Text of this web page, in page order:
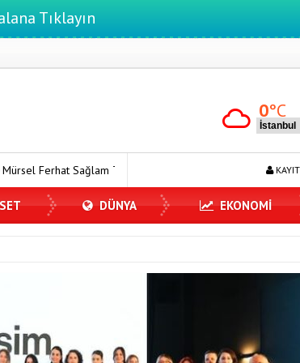
Tıklayın
0°C
Tv’de Marka Atölyesi Programına Konuk Oldu
DÜNYA EKONOMİ